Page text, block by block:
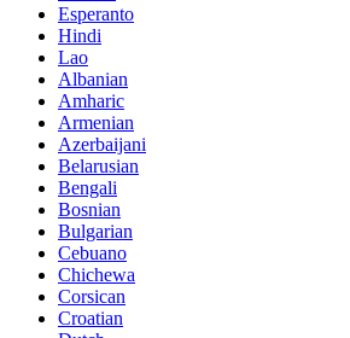
Esperanto
Hindi
Lao
Albanian
Amharic
Armenian
Azerbaijani
Belarusian
Bengali
Bosnian
Bulgarian
Cebuano
Chichewa
Corsican
Croatian